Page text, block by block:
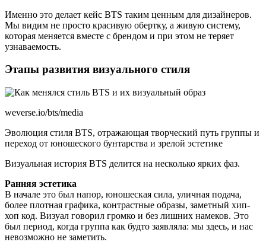
Именно это делает кейс BTS таким ценным для дизайнеров.
Мы видим не просто красивую обертку, а живую систему,
которая меняется вместе с брендом и при этом не теряет
узнаваемость.
Этапы развития визуального стиля
weverse.io/bts/media
Эволюция стиля BTS, отражающая творческий путь группы и
переход от юношеского бунтарства и зрелой эстетике
Визуальная история BTS делится на несколько ярких фаз.
Ранняя эстетика
В начале это был напор, юношеская сила, уличная подача,
более плотная графика, контрастные образы, заметный хип-
хоп код. Визуал говорил громко и без лишних намеков. Это
был период, когда группа как будто заявляла: мы здесь, и нас
невозможно не заметить.